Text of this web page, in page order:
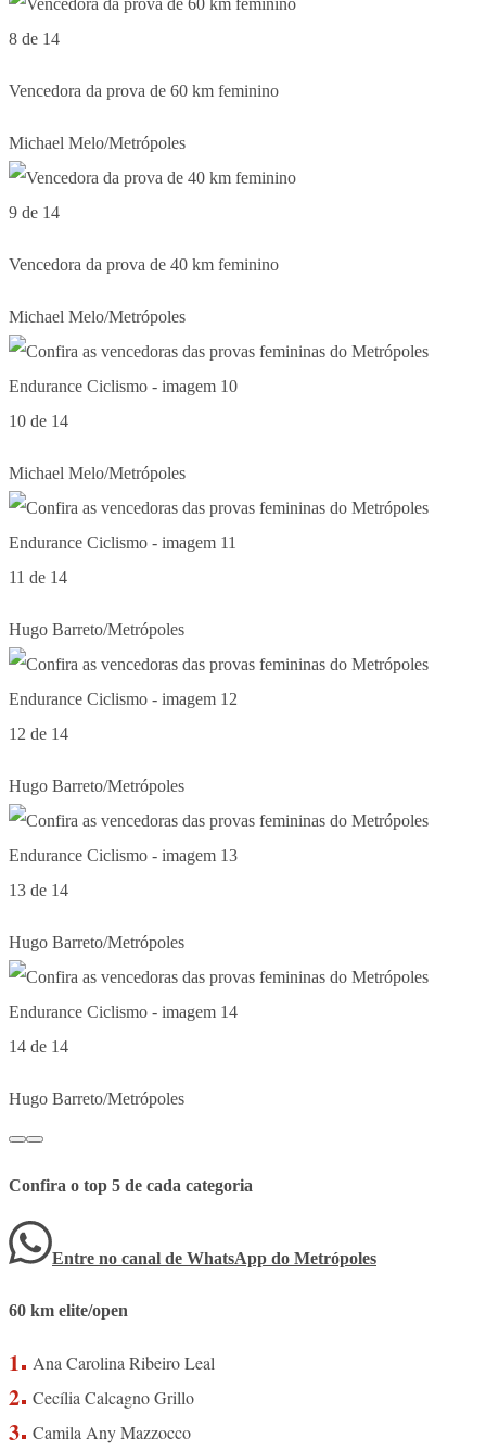
8 de 14
Vencedora da prova de 60 km feminino
Michael Melo/Metrópoles
9 de 14
Vencedora da prova de 40 km feminino
Michael Melo/Metrópoles
10 de 14
Michael Melo/Metrópoles
11 de 14
Hugo Barreto/Metrópoles
12 de 14
Hugo Barreto/Metrópoles
13 de 14
Hugo Barreto/Metrópoles
14 de 14
Hugo Barreto/Metrópoles
Confira o top 5 de cada categoria
Entre no canal de WhatsApp do Metrópoles
60 km elite/open
Ana Carolina Ribeiro Leal
Cecília Calcagno Grillo
Camila Any Mazzocco